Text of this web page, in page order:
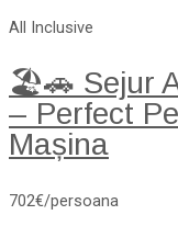
All Inclusive
🏖️🚗 Sejur
– Perfect
Mașina
702€/persoana